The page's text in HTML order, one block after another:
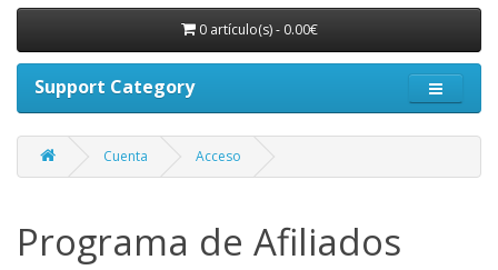
0 artículo(s) - 0.00€
Support Category
Cuenta Acceso
Programa de Afiliados